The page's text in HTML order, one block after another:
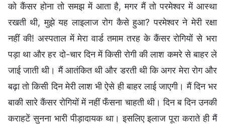
को कैंसर होना तो समझ में आता है, मगर मैं तो परमेश्वर में आस्था
रखती थी, मुझे यह लाइलाज रोग कैसे हुआ? परमेश्वर ने मेरी रक्षा
नहीं की! अस्पताल में मेरा वार्ड तमाम तरह के कैंसर रोगियों से भरा
पड़ा था और हर दो-चार दिन में किसी रोगी की लाश कमरे से बाहर ले
जाई जाती थी। मैं आतंकित थी और डरती थी कि अगर मेरा रोग और
बढ़ा तो किसी दिन मेरी लाश भी ऐसे ही बाहर लाई जाएगी। मैं दिन भर
बाकी सारे कैंसर रोगियों में नहीं फँसना चाहती थी। दिन ब दिन उनकी
कराहटें सुनना भारी पीड़ादायक था। इसलिए इलाज पूरा कराते ही मैं